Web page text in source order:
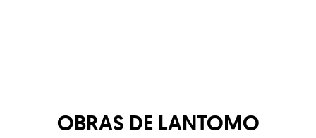
OBRAS DE LANTOMO